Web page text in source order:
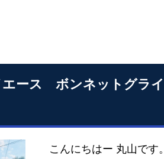
エース ボンネットグラ
こんにちはー 丸山です